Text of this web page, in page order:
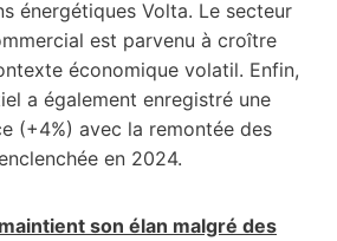
énergétiques Volta. Le secteur
est parvenu à croître
économique volatil. Enfin,
a également enregistré une
(+4%) avec la remontée des
en 2024.
son élan malgré des